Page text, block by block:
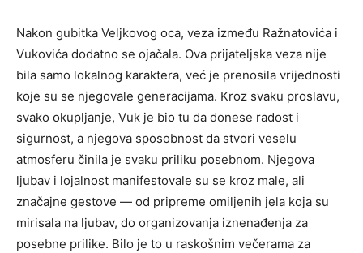
Nakon gubitka Veljkovog oca, veza između Ražnatovića i
Vukovića dodatno se ojačala. Ova prijateljska veza nije
bila samo lokalnog karaktera, već je prenosila vrijednosti
koje su se njegovale generacijama. Kroz svaku proslavu,
svako okupljanje, Vuk je bio tu da donese radost i
sigurnost, a njegova sposobnost da stvori veselu
atmosferu činila je svaku priliku posebnom. Njegova
ljubav i lojalnost manifestovale su se kroz male, ali
značajne gestove — od pripreme omiljenih jela koja su
mirisala na ljubav, do organizovanja iznenađenja za
posebne prilike. Bilo je to u raskošnim večerama za